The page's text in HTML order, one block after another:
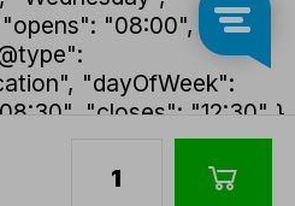
"08:00",
"dayOfWeek":
"closes": "12:30" }
"founder": { "@type":
Kippers" },
"Bancontact",